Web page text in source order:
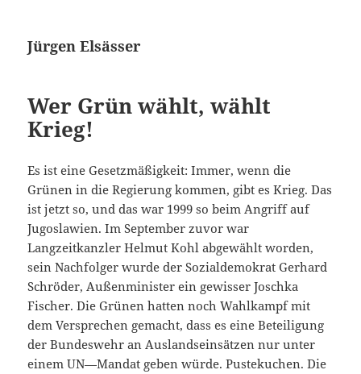
Jürgen Elsässer
Wer Grün wählt, wählt
Krieg!
Es ist eine Gesetzmäßigkeit: Immer, wenn die
Grünen in die Regierung kommen, gibt es Krieg. Das
ist jetzt so, und das war 1999 so beim Angriff auf
Jugoslawien. Im September zuvor war
Langzeitkanzler Helmut Kohl abgewählt worden,
sein Nachfolger wurde der Sozialdemokrat Gerhard
Schröder, Außenminister ein gewisser Joschka
Fischer. Die Grünen hatten noch Wahlkampf mit
dem Versprechen gemacht, dass es eine Beteiligung
der Bundeswehr an Auslandseinsätzen nur unter
einem UN—Mandat geben würde. Pustekuchen. Die